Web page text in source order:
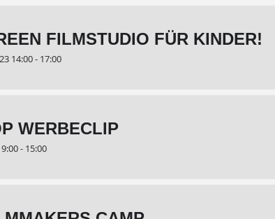
FILMSTUDIO FÜR KINDER!
14:00 - 17:00
WERBECLIP
- 15:00